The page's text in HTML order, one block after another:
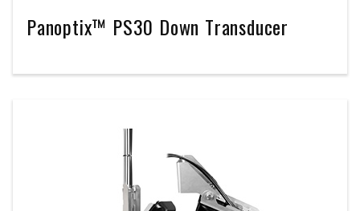
Panoptix™ PS30 Down Transducer